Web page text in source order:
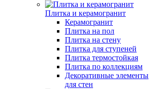
Плитка и керамогранит
Керамогранит
Плитка на пол
Плитка на стену
Плитка для ступеней
Плитка термостойкая
Плитка по коллекциям
Декоративные элементы
для стен